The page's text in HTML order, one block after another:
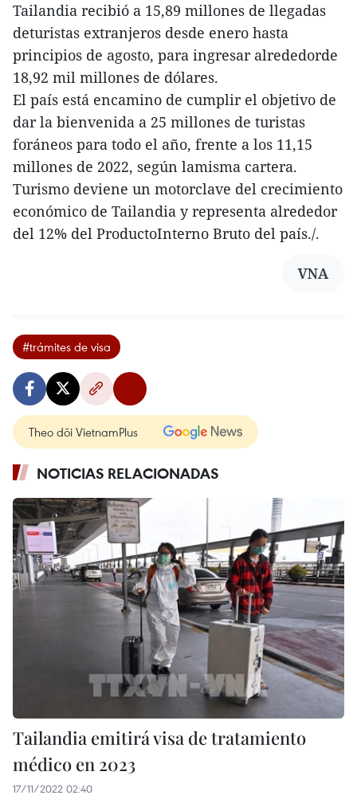
Tailandia recibió a 15,89 millones de llegadas
deturistas extranjeros desde enero hasta
principios de agosto, para ingresar alrededorde
18,92 mil millones de dólares.
El país está encamino de cumplir el objetivo de
dar la bienvenida a 25 millones de turistas
foráneos para todo el año, frente a los 11,15
millones de 2022, según lamisma cartera.
Turismo deviene un motorclave del crecimiento
económico de Tailandia y representa alrededor
del 12% del ProductoInterno Bruto del país./.
VNA
#trámites de visa
Theo dõi VietnamPlus
NOTICIAS RELACIONADAS
Tailandia emitirá visa de tratamiento
médico en 2023
17/11/2022 02:40